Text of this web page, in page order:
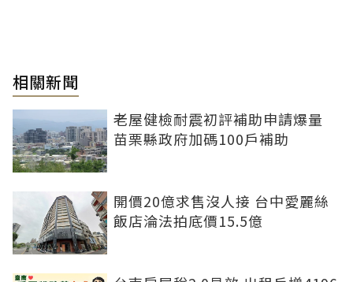
相關新聞
老屋健檢耐震初評補助申請爆量
苗栗縣政府加碼100戶補助
開價20億求售沒人接 台中愛麗絲
飯店淪法拍底價15.5億